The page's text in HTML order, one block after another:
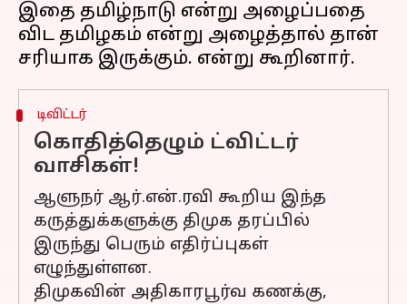
இதை தமிழ்நாடு என்று அழைப்பதை
விட தமிழகம் என்று அழைத்தால் தான்
டிவிட்டர்
கொதித்தெழும் ட்விட்டர்
வாசிகள்!
ஆளுநர் ஆர்.என்.ரவி கூறிய இந்த
கருத்துக்களுக்கு திமுக தரப்பில்
இருந்து பெரும் எதிர்ப்புகள்
எழுந்துள்ளன.
திமுகவின் அதிகாரபூர்வ கணக்கு,